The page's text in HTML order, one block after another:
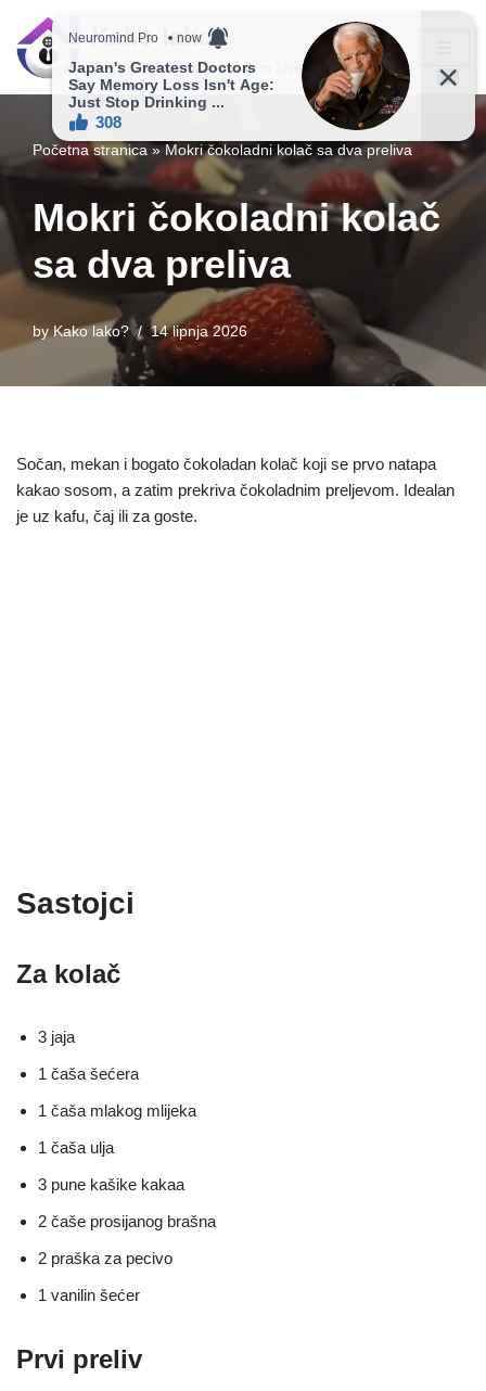
Skip
Kako lako?
Vaš vodič ka jednostavnijem životu!
Početna stranica »Mokri čokoladni kolač sa dva preliva
Mokri čokoladni kolač
sa dva preliva
byKako lako? 14 lipnja 2026
Sočan, mekan i bogato čokoladan kolač koji se prvo natapa
kakao sosom, a zatim prekriva čokoladnim preljevom. Idealan
je uz kafu, čaj ili za goste.
Sastojci
Za kolač
3 jaja
1 čaša šećera
1 čaša mlakog mlijeka
1 čaša ulja
3 pune kašike kakaa
2 čaše prosijanog brašna
2 praška za pecivo
1 vanilin šećer
Prvi preliv